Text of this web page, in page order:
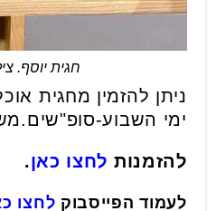
חגית יוסף.
ניתן להזמין מחגית
ימי השבוע-
להזמנות לחצו כאן.
לעמוד הפייסבוק לחצו